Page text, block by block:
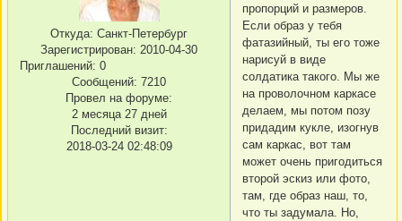
Откуда: Санкт-Петербург
Зарегистрирован: 2010-04-30
Приглашений: 0
Сообщений: 7210
Провел на форуме:
2 месяца 27 дней
Последний визит:
2018-03-24 02:48:09
пропорций и размеров.
Если образ у тебя
фатазийный, ты его тоже
нарисуй в виде
солдатика такого. Мы же
на проволочном каркасе
делаем, мы потом позу
придадим кукле, изогнув
сам каркас, вот там
может очень пригодиться
второй эскиз или фото,
там, где образ наш, то,
что ты задумала. Но,